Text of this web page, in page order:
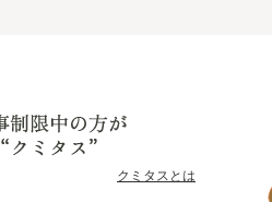
クミタスとは